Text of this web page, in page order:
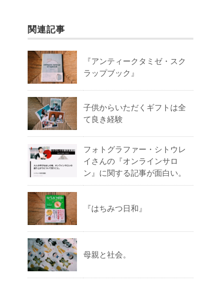
関連記事
『アンティークタミゼ・スク
ラップブック』
子供からいただくギフトは全
て良き経験
フォトグラファー・シトウレ
イさんの『オンラインサロ
ン』に関する記事が面白い。
『はちみつ日和』
母親と社会。